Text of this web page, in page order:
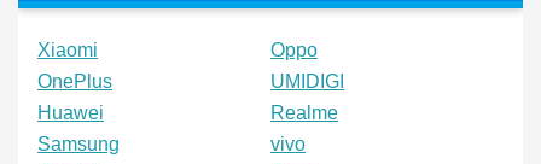
Xiaomi
Oppo
OnePlus
UMIDIGI
Huawei
Realme
Samsung
vivo